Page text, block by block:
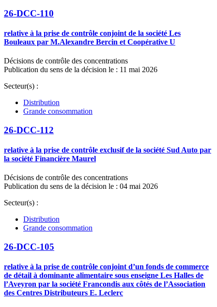
26-DCC-110
relative à la prise de contrôle conjoint de la société Les
Bouleaux par M.Alexandre Bercin et Coopérative U
Décisions de contrôle des concentrations
Publication du sens de la décision le : 11 mai 2026
Secteur(s) :
Distribution
Grande consommation
26-DCC-112
relative à la prise de contrôle exclusif de la société Sud Auto par
la société Financière Maurel
Décisions de contrôle des concentrations
Publication du sens de la décision le : 04 mai 2026
Secteur(s) :
Distribution
Grande consommation
26-DCC-105
relative à la prise de contrôle conjoint d’un fonds de commerce
de détail à dominante alimentaire sous enseigne Les Halles de
l’Aveyron par la société Francondis aux côtés de l’Association
des Centres Distributeurs E. Leclerc